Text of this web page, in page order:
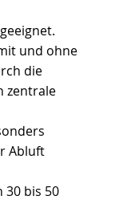
und ohne
die
zentrale
Abluft
30 bis 50